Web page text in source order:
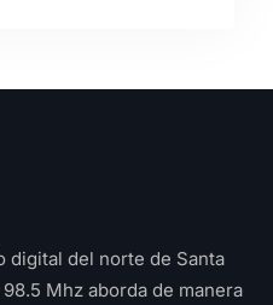
digital del norte de Santa
Mhz aborda de manera